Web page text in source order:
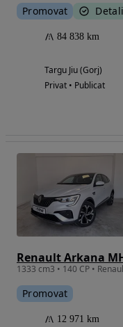
Promovat
84 838 km
Targu Jiu (Gorj)
Privat • Publicat
Renault Arkana
1333 cm3 • 140 CP •
Promovat
12 971 km